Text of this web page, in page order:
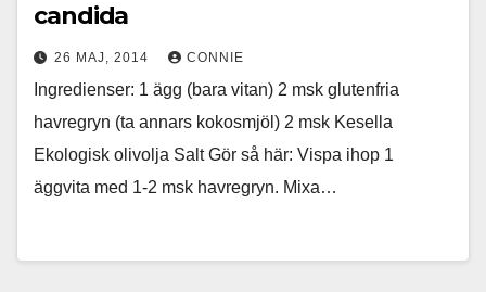
candida
26 MAJ, 2014 CONNIE
Ingredienser: 1 ägg (bara vitan) 2 msk glutenfria
havregryn (ta annars kokosmjöl) 2 msk Kesella
Ekologisk olivolja Salt Gör så här: Vispa ihop 1
äggvita med 1-2 msk havregryn. Mixa…